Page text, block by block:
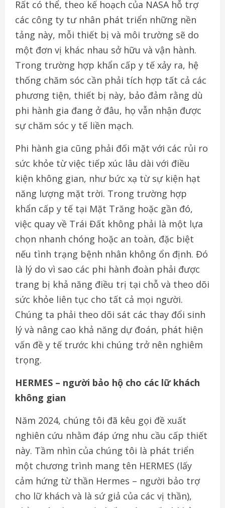
Rất có thể, theo kế hoạch của NASA hỗ trợ
các công ty tư nhân phát triển những nền
tảng này, mỗi thiết bị và môi trường sẽ do
một đơn vị khác nhau sở hữu và vận hành.
Trong trường hợp khẩn cấp y tế xảy ra, hệ
thống chăm sóc cần phải tích hợp tất cả các
phương tiện, thiết bị này, bảo đảm rằng dù
phi hành gia đang ở đâu, họ vẫn nhận được
sự chăm sóc y tế liền mạch.
Phi hành gia cũng phải đối mặt với các rủi ro
sức khỏe từ việc tiếp xúc lâu dài với điều
kiện không gian, như bức xạ từ sự kiện hạt
năng lượng mặt trời. Trong trường hợp
khẩn cấp y tế tại Mặt Trăng hoặc gần đó,
việc quay về Trái Đất không phải là một lựa
chọn nhanh chóng hoặc an toàn, đặc biệt
nếu tình trạng bệnh nhân không ổn định. Đó
là lý do vì sao các phi hành đoàn phải được
trang bị khả năng điều trị tại chỗ và theo dõi
sức khỏe liên tục cho tất cả mọi người.
Chúng ta phải theo dõi sát các thay đổi sinh
lý và nâng cao khả năng dự đoán, phát hiện
vấn đề y tế trước khi chúng trở nên nghiêm
trọng.
HERMES – người bảo hộ cho các lữ khách
không gian
Năm 2024, chúng tôi đã kêu gọi đề xuất
nghiên cứu nhằm đáp ứng nhu cầu cấp thiết
này. Tầm nhìn của chúng tôi là phát triển
một chương trình mang tên HERMES (lấy
cảm hứng từ thần Hermes – người bảo trợ
cho lữ khách và là sứ giả của các vị thần),